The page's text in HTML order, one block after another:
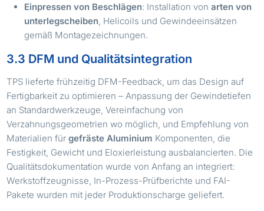
Einpressen von Beschlägen: Installation vonarten von
unterlegscheiben , Helicoils und Gewindeeinsätzen
gemäß Montagezeichnungen.
3.3 DFM und Qualitätsintegration
TPS lieferte frühzeitig DFM-Feedback, um das Design auf
Fertigbarkeit zu optimieren – Anpassung der Gewindetiefen
an Standardwerkzeuge, Vereinfachung von
Verzahnungsgeometrien wo möglich, und Empfehlung von
Materialien fürgefräste Aluminium Komponenten, die
Festigkeit, Gewicht und Eloxierleistung ausbalancierten. Die
Qualitätsdokumentation wurde von Anfang an integriert:
Werkstoffzeugnisse, In-Prozess-Prüfberichte und FAI-
Pakete wurden mit jeder Produktionscharge geliefert.